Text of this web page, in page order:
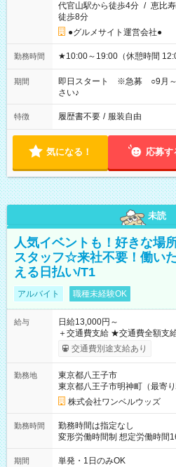
代官山駅から徒歩4分 / 恵比
徒歩8分
●グルメサイト運営会社●
勤務時間 ★10:00～19:00（休憩時間
期間
即日スタート ※急募 ○9月～
さい♪
特徴 履歴書不要 / 服装自由
気になる！ 応募す
未読
人気イベントも！好きな場
スタッフ☆来社不要！働い
える日払い/T1
アルバイト 職種未経験OK
給与
日給13,000円～
＋交通費支給 ★交通費全額支給！ ┗案件により規定あり ★日払
いOK！（規定あり） ┗働いた
ンビニATMから 日払い分を引き落とせ
交通費別途支給あり
勤務地
東京都八王子市
東京都八王子市明神町（最寄
株式会社ワンベルウッズ
勤務時間
勤務時間は指定なし
変形労働時間制 想定労働時間160時間/月 【シフ
～21：00
期間 単発・1日のみOK